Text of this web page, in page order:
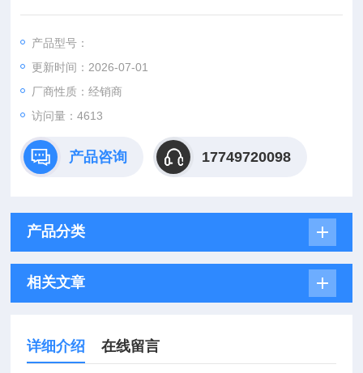
长久的使用寿命。
产品型号：
更新时间：2026-07-01
厂商性质：经销商
访问量：4613
产品咨询 17749720098
产品分类
相关文章
详细介绍 在线留言